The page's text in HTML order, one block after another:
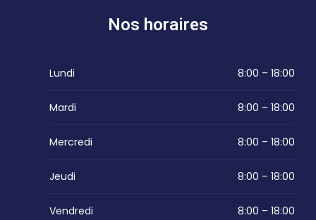
Nos horaires
Lundi 8:00 – 18:00
Mardi 8:00 – 18:00
Mercredi 8:00 – 18:00
Jeudi 8:00 – 18:00
Vendredi 8:00 – 18:00